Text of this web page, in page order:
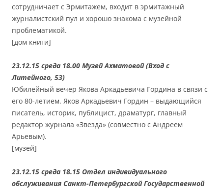
сотрудничает с Эрмитажем, входит в эрмитажный
журналистский пул и хорошо знакома с музейной
проблематикой.
[дом книги]
23.12.15 среда 18.00 Музей Ахматовой (Вход с
Литейного, 53)
Юбилейный вечер Якова Аркадьевича Гордина в связи с
его 80-летием. Яков Аркадьевич Гордин – выдающийся
писатель, историк, публицист, драматург, главный
редактор журнала «Звезда» (совместно с Андреем
Арьевым).
[музей]
23.12.15 среда 18.15 Отдел индивидуального
обслуживания Санкт-Петербургской Государственной